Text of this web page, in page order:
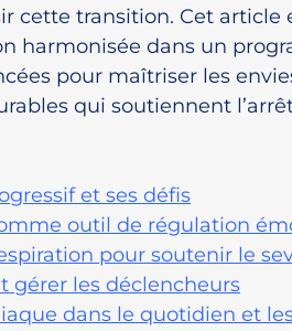
cette transition. Cet article
harmonisée dans un
pour maîtriser les
qui soutiennent
et ses défis
outil de régulation
pour soutenir le
gérer les déclencheurs
dans le quotidien et